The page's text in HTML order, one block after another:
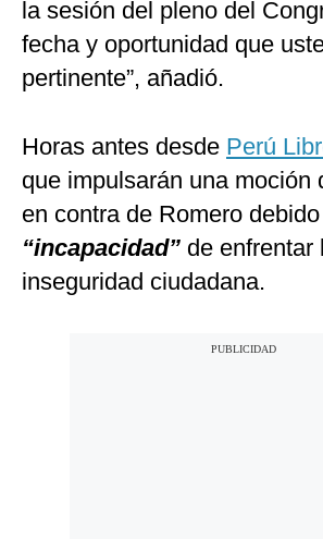
la sesión del pleno del
fecha y oportunidad que
pertinente”, añadió.
Horas antes desde Perú
que impulsarán una moción
en contra de Romero
“incapacidad” de enfrentar
inseguridad ciudadana.